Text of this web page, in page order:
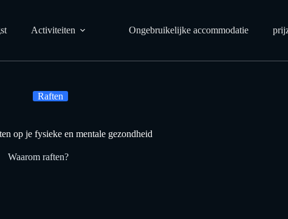
Activiteiten Ongebruikelijke accommodatie
Raften
op je fysieke en mentale gezondheid
Waarom raften?